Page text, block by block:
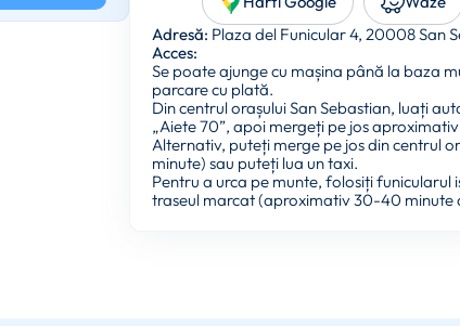
Adresă: Plaza del Funicular 4, 20008 San
Acces:
Se poate ajunge cu mașina până la baza
parcare cu plată.
Din centrul orașului San Sebastian, luați
„Aiete 70”, apoi mergeți pe jos
Alternativ, puteți merge pe jos din centrul
minute) sau puteți lua un taxi.
Pentru a urca pe munte, folosiți funicularul
traseul marcat (aproximativ 30-40 minute